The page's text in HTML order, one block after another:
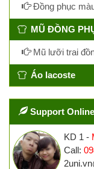
Đồng phục
MŨ ĐỒNG
Mũ lưỡi trai
Áo lacoste
Support Online
KD 1 -
Call: